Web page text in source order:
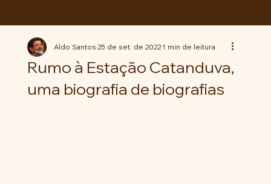
Rumo à Estação Catanduva,
uma biografia de biografias
Aldo Santos25 de set. de 20221 min de leitura